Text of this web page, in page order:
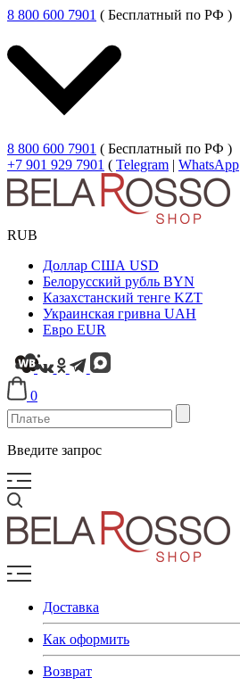
8 800 600 7901 ( Бесплатный по РФ )
8 800 600 7901 ( Бесплатный по РФ )
+7 901 929 7901 ( Telegram | WhatsApp
RUB
Доллар США USD
Белорусский рубль BYN
Казахстанский тенге KZT
Украинская гривна UAH
Евро EUR
0
Введите запрос
Доставка
Как оформить
Возврат